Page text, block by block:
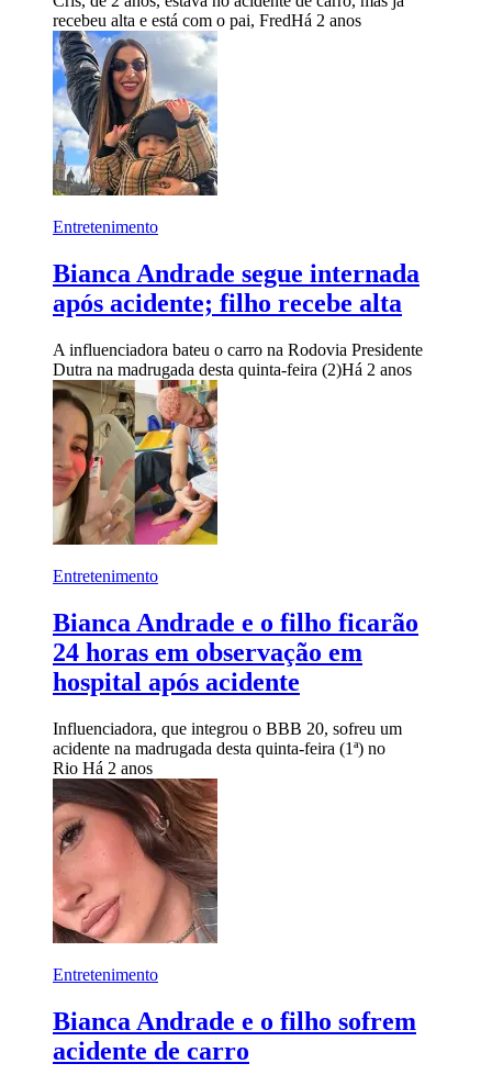
recebeu alta e está com o pai, FredHá 2 anos
Entretenimento
Bianca Andrade segue internada
após acidente; filho recebe alta
A influenciadora bateu o carro na Rodovia Presidente
Dutra na madrugada desta quinta-feira (2)Há 2 anos
Entretenimento
Bianca Andrade e o filho ficarão
24 horas em observação em
hospital após acidente
Influenciadora, que integrou o BBB 20, sofreu um
acidente na madrugada desta quinta-feira (1ª) no
Rio Há 2 anos
Entretenimento
Bianca Andrade e o filho sofrem
acidente de carro